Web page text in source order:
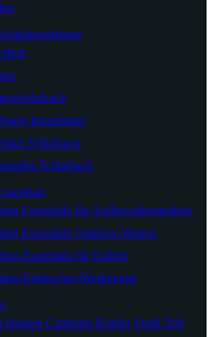
Innenfutter
Schlafsack
Schlafsack
Essentials für Aufbewahrungsbox
Essentials Outdoor-Wagen
Essentials für Kühler
Eisbrecher-Werkzeuge
hängen Camping Kinder Stuhl Zelt